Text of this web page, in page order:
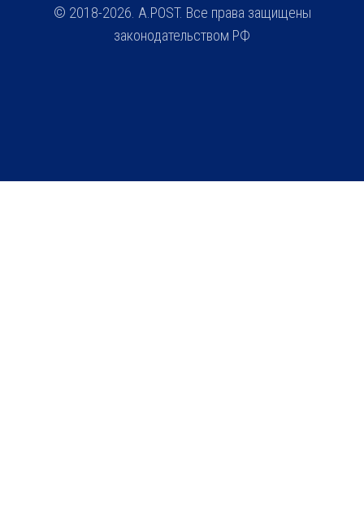
© 2018-2026. A.POST. Все права защищены
законодательством РФ